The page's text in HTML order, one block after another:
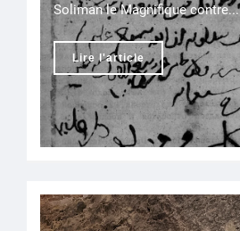
Soliman le Magnifique contre...
Lire l'article